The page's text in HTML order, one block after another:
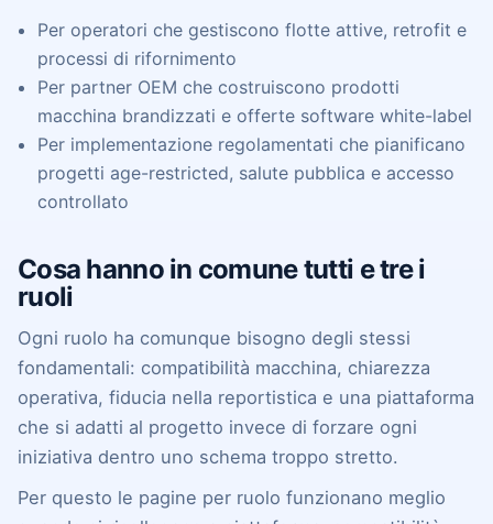
Per operatori che gestiscono flotte attive, retrofit e
processi di rifornimento
Per partner OEM che costruiscono prodotti
macchina brandizzati e offerte software white-label
Per implementazione regolamentati che pianificano
progetti age-restricted, salute pubblica e accesso
controllato
Cosa hanno in comune tutti e tre i
ruoli
Ogni ruolo ha comunque bisogno degli stessi
fondamentali: compatibilità macchina, chiarezza
operativa, fiducia nella reportistica e una piattaforma
che si adatti al progetto invece di forzare ogni
iniziativa dentro uno schema troppo stretto.
Per questo le pagine per ruolo funzionano meglio